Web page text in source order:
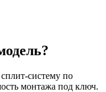
систему по
монтажа под ключ.